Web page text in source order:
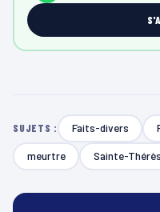
SUJETS : Faits-divers
meurtre Sainte-